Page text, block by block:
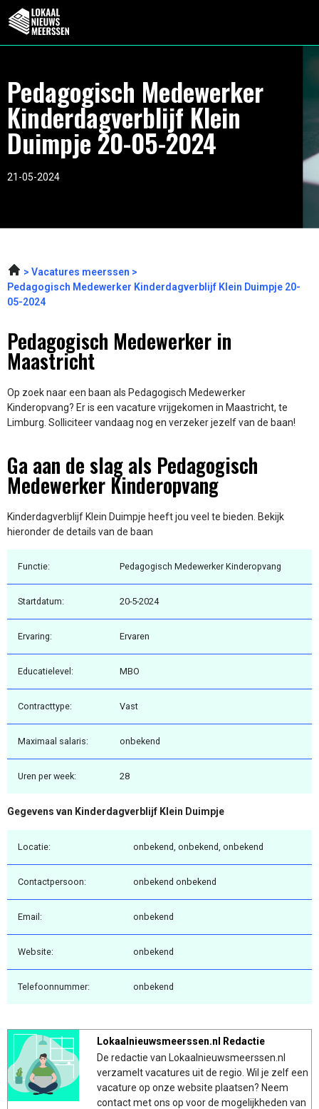
Pedagogisch Medewerker
Kinderdagverblijf Klein
Duimpje 20-05-2024
21-05-2024
Vacatures meerssen
Pedagogisch Medewerker Kinderdagverblijf Klein Duimpje 20-
05-2024
Pedagogisch Medewerker in
Maastricht
Op zoek naar een baan als Pedagogisch Medewerker
Kinderopvang? Er is een vacature vrijgekomen in Maastricht, te
Limburg. Solliciteer vandaag nog en verzeker jezelf van de baan!
Ga aan de slag als Pedagogisch
Medewerker Kinderopvang
Kinderdagverblijf Klein Duimpje heeft jou veel te bieden. Bekijk
hieronder de details van de baan
Functie: Pedagogisch Medewerker Kinderopvang
Startdatum: 20-5-2024
Ervaring: Ervaren
Educatielevel: MBO
Contracttype: Vast
Maximaal salaris: onbekend
Uren per week: 28
Gegevens van Kinderdagverblijf Klein Duimpje
Locatie: onbekend, onbekend, onbekend
Contactpersoon: onbekend onbekend
Email: onbekend
Website: onbekend
Telefoonnummer: onbekend
Lokaalnieuwsmeerssen.nl Redactie
De redactie van Lokaalnieuwsmeerssen.nl
verzamelt vacatures uit de regio. Wil je zelf een
vacature op onze website plaatsen? Neem
contact met ons op voor de mogelijkheden van